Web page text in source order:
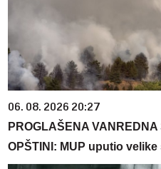
06. 08. 2026 20:27
PROGLAŠENA
OPŠTINI: MUP uputio